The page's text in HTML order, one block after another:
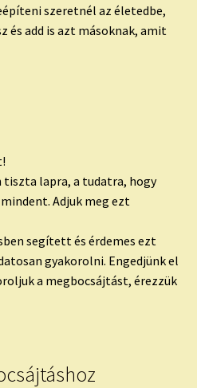
szeretnél az életedbe,
és add is azt másoknak, amit
tiszta lapra, a tudatra, hogy
Adjuk meg ezt
segített és érdemes ezt
gyakorolni. Engedjünk el
a megbocsájtást, érezzük